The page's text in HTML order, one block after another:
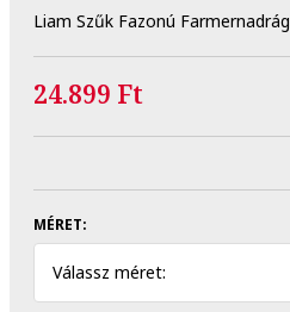
Liam Szűk Fazonú Farmernadrág
24.899 Ft
MÉRET:
Válassz méret: